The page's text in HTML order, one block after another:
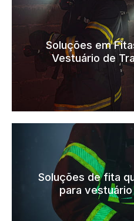
Soluções em
Vestuário de
Soluções de fita
para